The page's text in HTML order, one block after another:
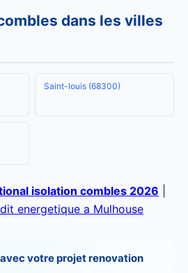
dans les villes
Saint-louis (68300)
isolation combles 2026
energetique a Mulhouse
votre projet renovation